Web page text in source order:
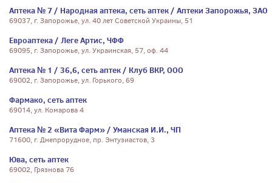
Аптека № 7 / Народная аптека, сеть аптек / Аптеки Запорожья, ЗАО
69037, г. Запорожье, ул. 40 лет Советской Украины, 51
Евроаптека / Леге Артис, ЧФФ
69095, г. Запорожье, ул. Украинская, 57, оф. 44
Аптека № 1 / 36,6, сеть аптек / Клуб ВКР, ООО
69002, г. Запорожье, ул. Горького, 69
Фармако, сеть аптек
69014, ул. Комарова 4
Аптека № 2 «Вита Фарм» / Уманская И.И., ЧП
71600, г. Днепрорудное, пр. Энтузиастов, 3
Юва, сеть аптек
69002, Грязнова 76